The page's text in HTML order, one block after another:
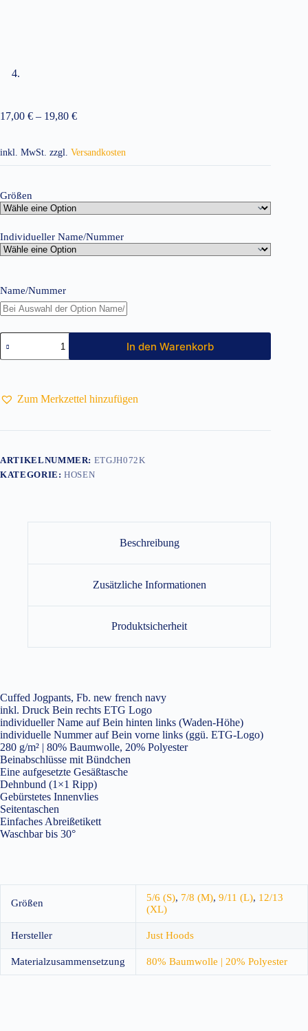
17,00 € – 19,80 €
inkl. MwSt. zzgl. Versandkosten
Größen
Individueller Name/Nummer
Name/Nummer
Kinder
Jogpants
inkl.
Menge
In den Warenkorb
Zum Merkzettel hinzufügen
ARTIKELNUMMER: ETGJH072K
KATEGORIE:HOSEN
Beschreibung
Zusätzliche Informationen
Produktsicherheit
Cuffed Jogpants, Fb. new french navy
inkl. Druck Bein rechts ETG Logo
individueller Name auf Bein hinten links (Waden-Höhe)
individuelle Nummer auf Bein vorne links (ggü. ETG-Logo)
280 g/m² | 80% Baumwolle, 20% Polyester
Beinabschlüsse mit Bündchen
Eine aufgesetzte Gesäßtasche
Dehnbund (1×1 Ripp)
Gebürstetes Innenvlies
Seitentaschen
Einfaches Abreißetikett
Waschbar bis 30°
Größen 5/6 (S), 7/8 (M), 9/11 (L), 12/13
(XL)
Hersteller Just Hoods
Materialzusammensetzung 80% Baumwolle | 20% Polyester